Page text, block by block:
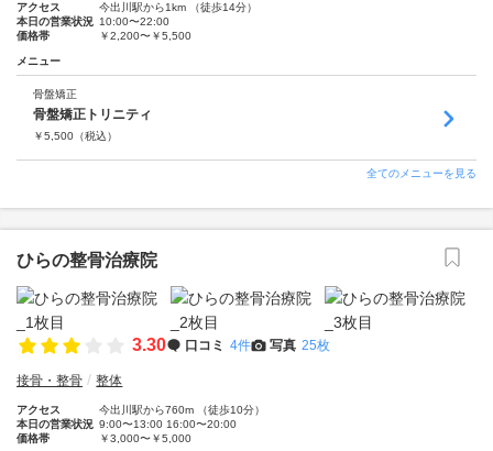
アクセス
今出川駅から1km （徒歩14分）
本日の営業状況 10:00〜22:00
価格帯
￥2,200〜￥5,500
メニュー
骨盤矯正
骨盤矯正トリニティ
￥5,500 （税込）
全てのメニューを見る
ひらの整骨治療院
3.30 口コミ 4件 写真 25枚
接骨・整骨 整体
アクセス
今出川駅から760m （徒歩10分）
本日の営業状況 9:00〜13:00 16:00〜20:00
価格帯
￥3,000〜￥5,000